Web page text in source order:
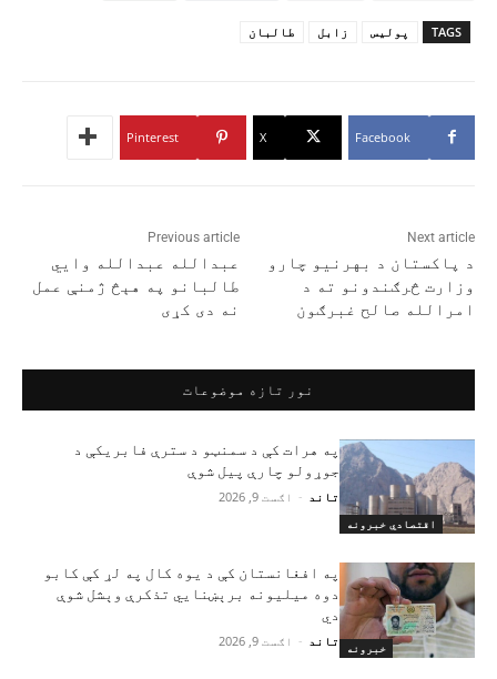
TAGS پولیس زابل طالبان
Facebook
X
Pinterest
Previous article
عبدالله عبدالله وایي
طالبانو په هېڅ ژمنې عمل
نه دی کړی
Next article
د پاکستان د بهرنیو چارو
وزارت څرګندونو ته د
امرالله صالح غبرګون
نور تازه موضوعات
اقتصادي خبرونه
په هرات کې د سمنټو د سترې فابریکې د
جوړولو چارې پیل شوې
تاند - اګست 9, 2026
خبرونه
په افغانستان کې د یوه کال په لړ کې کابو
دوه میلیونه برېښنايي تذکرې وېشل شوې
دي
تاند - اګست 9, 2026